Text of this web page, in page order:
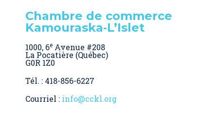
Chambre de commerce
Kamouraska‑L’Islet
1000, 6e Avenue #208
La Pocatière (Québec)
G0R 1Z0
Tél. : 418-856-6227
Courriel : info@cckl.org